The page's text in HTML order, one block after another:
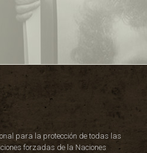
para la protección de todas las
forzadas de la Naciones